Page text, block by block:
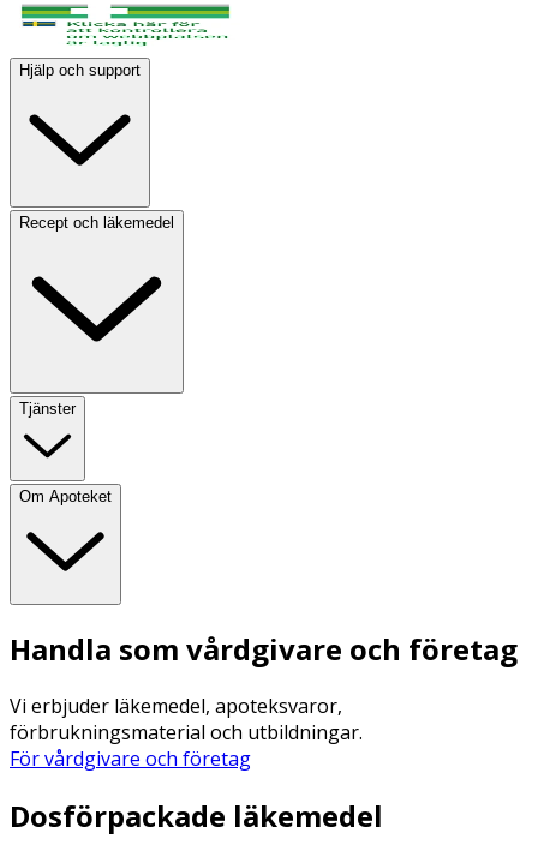
Hjälp och support
Recept och läkemedel
Tjänster
Om Apoteket
Handla som vårdgivare och företag
Vi erbjuder läkemedel, apoteksvaror,
förbrukningsmaterial och utbildningar.
För vårdgivare och företag
Dosförpackade läkemedel